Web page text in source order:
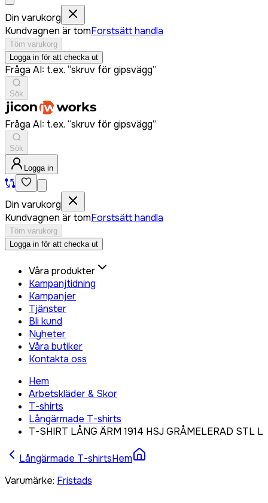
Din varukorg
Kundvagnen är tomForstsätt handla
Töm varukorg
Logga in för att checka ut
Fråga AI: t.ex. “skruv för gipsvägg”
Sök
Fråga AI: t.ex. “skruv för gipsvägg”
Sök
Logga in
Din varukorg
Kundvagnen är tomForstsätt handla
Töm varukorg
Logga in för att checka ut
Våra produkter
Kampanjtidning
Kampanjer
Tjänster
Bli kund
Nyheter
Våra butiker
Kontakta oss
Hem
Arbetskläder & Skor
T-shirts
Långärmade T-shirts
T-SHIRT LÅNG ÄRM 1914 HSJ GRÅMELERAD STL L
Långärmade T-shirtsHem
Varumärke: Fristads